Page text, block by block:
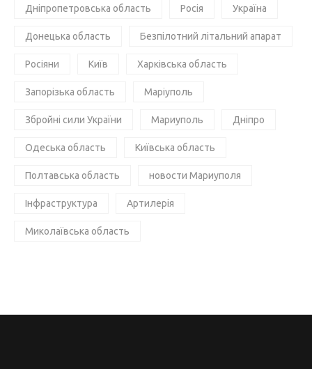
Дніпропетровська область Росія Україна
Донецька область Безпілотний літальний апарат
Росіяни Київ Харківська область
Запорізька область Маріуполь
Збройні сили України Мариуполь Дніпро
Одеська область Київська область
Полтавська область новости Мариуполя
Інфраструктура Артилерія
Миколаївська область